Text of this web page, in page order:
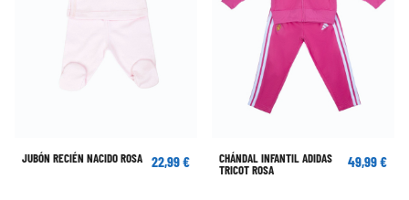
JUBÓN RECIÉN NACIDO ROSA 22,99 €
CHÁNDAL INFANTIL ADIDAS
TRICOT ROSA
49,99 €